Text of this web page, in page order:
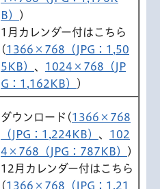
B）
)
1月カレンダー付はこちら
(1366×768（JPG：1,50
5KB） 、 1024×768（JP
G：1,162KB）
)
ダウンロード(1366×768
（JPG：1,224KB） 、 102
4×768（JPG：787KB）
)
12月カレンダー付はこちら
(1366×768（JPG：1,21